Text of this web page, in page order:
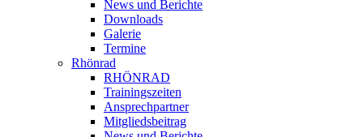
News und Berichte
Downloads
Galerie
Termine
Rhönrad
RHÖNRAD
Trainingszeiten
Ansprechpartner
Mitgliedsbeitrag